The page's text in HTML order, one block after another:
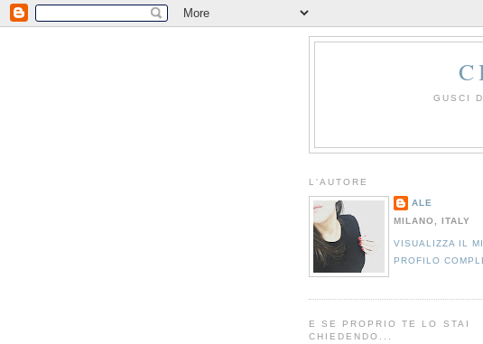
GUSCI
L'AUTORE
ALE
MILANO, ITALY
VISUALIZZA IL
PROFILO
E SE PROPRIO TE LO STAI
CHIEDENDO...